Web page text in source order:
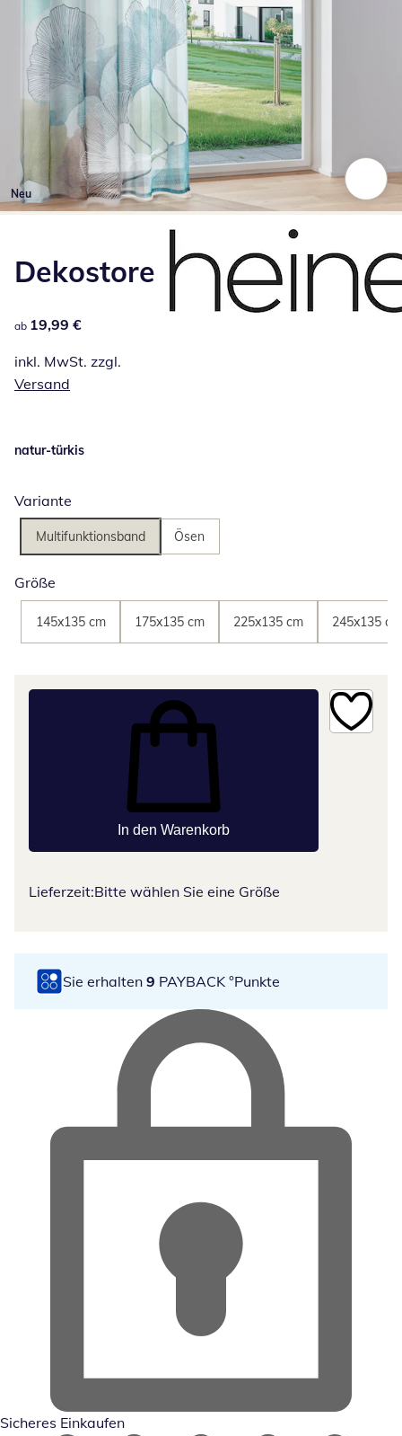
Neu
Dekostore
19,99 €
ab 19,99 €
inkl. MwSt. zzgl.
Versand
natur-türkis
Variante
Multifunktionsband Ösen
Größe
145x135 cm 175x135 cm 225x135 cm 245x135 cm
In den Warenkorb
Lieferzeit:Bitte wählen Sie eine Größe
Sie erhalten 9 PAYBACK °Punkte
Sicheres Einkaufen